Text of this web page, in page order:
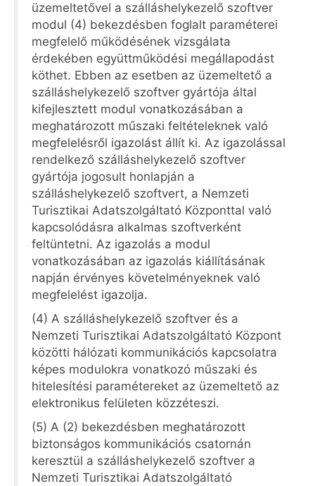
üzemeltetővel a szálláshelykezelő szoftver
modul (4) bekezdésben foglalt paraméterei
megfelelő működésének vizsgálata
érdekében együttműködési megállapodást
köthet. Ebben az esetben az üzemeltető a
szálláshelykezelő szoftver gyártója által
kifejlesztett modul vonatkozásában a
meghatározott műszaki feltételeknek való
megfelelésről igazolást állít ki. Az igazolással
rendelkező szálláshelykezelő szoftver
gyártója jogosult honlapján a
szálláshelykezelő szoftvert, a Nemzeti
Turisztikai Adatszolgáltató Központtal való
kapcsolódásra alkalmas szoftverként
feltüntetni. Az igazolás a modul
vonatkozásában az igazolás kiállításának
napján érvényes követelményeknek való
megfelelést igazolja.
(4) A szálláshelykezelő szoftver és a
Nemzeti Turisztikai Adatszolgáltató Központ
közötti hálózati kommunikációs kapcsolatra
képes modulokra vonatkozó műszaki és
hitelesítési paramétereket az üzemeltető az
elektronikus felületen közzéteszi.
(5) A (2) bekezdésben meghatározott
biztonságos kommunikációs csatornán
keresztül a szálláshelykezelő szoftver a
Nemzeti Turisztikai Adatszolgáltató